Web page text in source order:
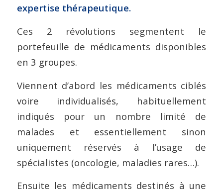
expertise thérapeutique.
Ces 2 révolutions segmentent le
portefeuille de médicaments disponibles
en 3 groupes.
Viennent d’abord les médicaments ciblés
voire individualisés, habituellement
indiqués pour un nombre limité de
malades et essentiellement sinon
uniquement réservés à l’usage de
spécialistes (oncologie, maladies rares…).
Ensuite les médicaments destinés à une